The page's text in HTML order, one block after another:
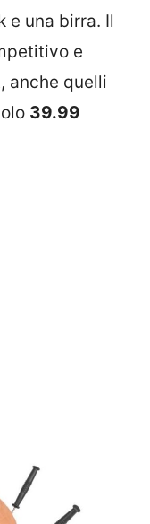
e una birra. Il
e
anche quelli
39.99